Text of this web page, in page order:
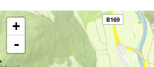
+
-